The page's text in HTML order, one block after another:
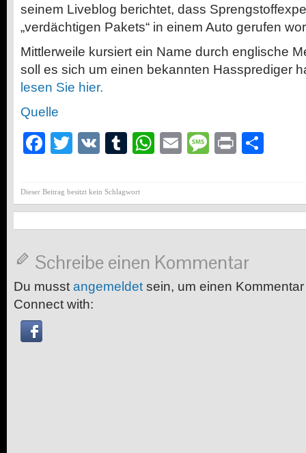
seinem Liveblog berichtet, dass
„verdächtigen Pakets“ in einem Auto gerufen
Mittlerweile kursiert ein Name durch englische
soll es sich um einen bekannten Hassprediger
lesen Sie hier.
Quelle
Facebook
Twitter
VK Tumblr
WhatsApp
EmailMessage
Print
Dieser Beitrag besitzt kein Schlagwort
Schreibe einen Kommentar
Du musst angemeldet sein, um einen
Connect with: